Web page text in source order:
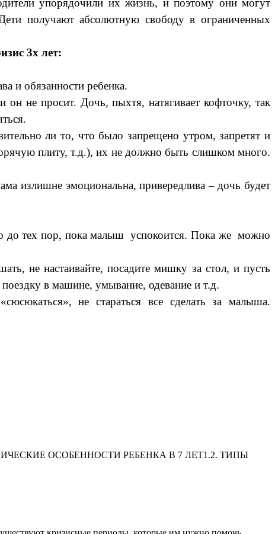
упорядочили их жизнь, и поэтому они могут
получают абсолютную свободу в ограниченных
3х лет:
и обязанности ребенка.
не просит. Дочь, пыхтя, натягивает кофточку, так
ли то, что было запрещено утром, запретят и
плиту, т.д.), их не должно быть слишком много.
излишне эмоциональна, привередлива – дочь будет
до тех пор, пока малыш успокоится. Пока же можно
не настаивайте, посадите мишку за стол, и пусть
в машине, умывание, одевание и т.д.
не стараться все сделать за малыша.
ОСОБЕННОСТИ РЕБЕНКА В 7 ЛЕТ1.2. ТИПЫ